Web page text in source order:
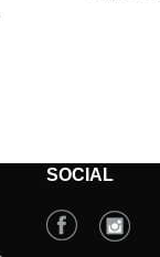
SOCIAL